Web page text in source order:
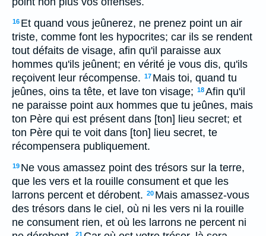
16 Et quand vous jeûnerez, ne prenez point un air
triste, comme font les hypocrites; car ils se rendent
tout défaits de visage, afin qu'il paraisse aux
hommes qu'ils jeûnent; en vérité je vous dis, qu'ils
reçoivent leur récompense. 17 Mais toi, quand tu
jeûnes, oins ta tête, et lave ton visage; 18Afin qu'il
ne paraisse point aux hommes que tu jeûnes, mais
ton Père qui est présent dans [ton] lieu secret; et
ton Père qui te voit dans [ton] lieu secret, te
récompensera publiquement.
19 Ne vous amassez point des trésors sur la terre,
que les vers et la rouille consument et que les
larrons percent et dérobent. 20 Mais amassez-vous
des trésors dans le ciel, où ni les vers ni la rouille
ne consument rien, et où les larrons ne percent ni
21